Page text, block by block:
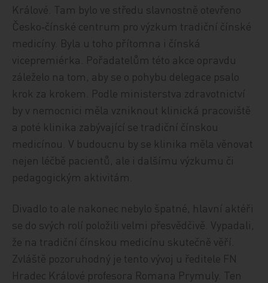
Králové. Tam bylo ve středu slavnostně otevřeno
Česko‑čínské centrum pro výzkum tradiční čínské
medicíny. Byla u toho přítomna i čínská
vicepremiérka. Pořadatelům této akce opravdu
záleželo na tom, aby se o pohybu delegace psalo
krok za krokem. Podle ministerstva zdravotnictví
by v nemocnici měla vzniknout klinická pracoviště
a poté klinika zabývající se tradiční čínskou
medicínou. V budoucnu by se klinika měla věnovat
nejen léčbě pacientů, ale i dalšímu výzkumu či
pedagogickým aktivitám.
Divadlo to ale nakonec nebylo špatné, hlavní aktéři
se do svých rolí položili velmi přesvědčivě. Vypadali,
že na tradiční čínskou medicínu skutečně věří.
Zvláště pozoruhodný je tento vývoj u ředitele FN
Hradec Králové profesora Romana Prymuly. Ten